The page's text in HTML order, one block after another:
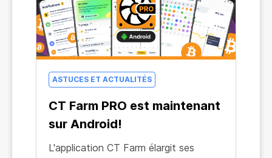
ASTUCES ET ACTUALITÉS
CT Farm PRO est maintenant
sur Android!
L'application CT Farm élargit ses